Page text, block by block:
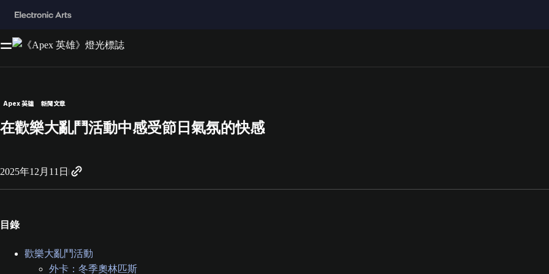
Apex 英雄 新聞文章
在歡樂大亂鬥活動中感受節日氣氛的快感
2025年12月11日
目錄
歡樂大亂鬥活動
外卡：冬季奧林匹斯